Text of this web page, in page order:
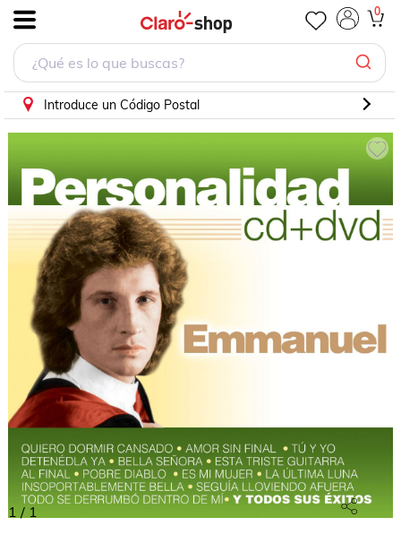
0
Introduce un Código Postal
1 / 1
Personalidad Emmanuel